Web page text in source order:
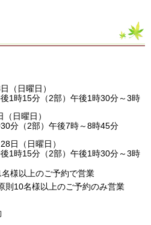
（日曜日）
1時15分（2部）午後1時30分～3時
日曜日）
分（2部）午後7時～8時45分
日（日曜日）
1時15分（2部）午後1時30分～3時
様以上のご予約で営業
10名様以上のご予約のみ営業